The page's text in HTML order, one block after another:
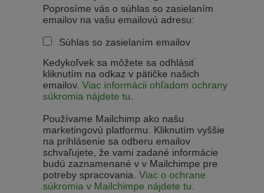
Poprosíme vás o súhlas so zasielaním
emailov na vašu emailovú adresu:
Súhlas so zasielaním emailov
Kedykoľvek sa môžete sa odhlásiť
kliknutím na odkaz v pätičke našich
emailov. Viac informácii ohľadom ochrany
súkromia nájdete tu.
Používame Mailchimp ako našu
marketingovú platformu. Kliknutím vyššie
na prihlásenie sa odberu emailov
schvaľujete, že vami zadané informácie
budú zaznamenané v v Mailchimpe pre
potreby spracovania. Viac o ochrane
súkromia v Mailchimpe nájdete tu.